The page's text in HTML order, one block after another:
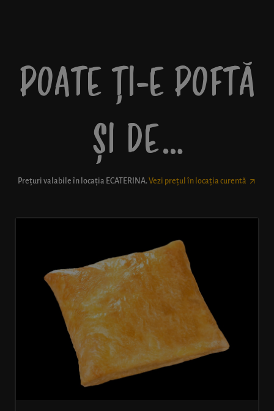
POATE ȚI-E POFTĂ
ȘI DE…
Prețuri valabile în locația ECATERINA. Vezi prețul în locația curentă